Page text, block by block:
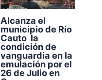
Alcanza el
municipio de Río
Cauto la
condición de
vanguardia en la
emulación por el
26 de Julio en